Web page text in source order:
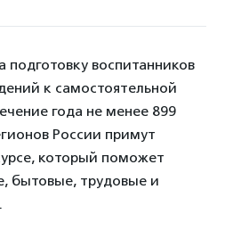
подготовку воспитанников
к самостоятельной
года не менее 899
России примут
который поможет
бытовые, трудовые и